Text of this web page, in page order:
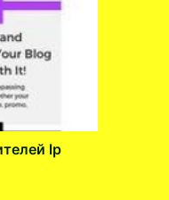
lp